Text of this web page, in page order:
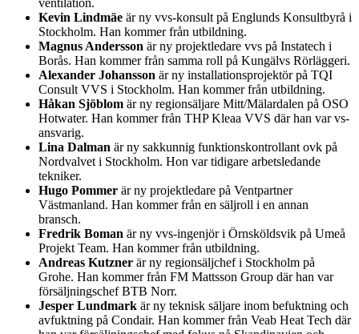
ventilation.
Kevin Lindmäe är ny vvs-konsult på Englunds Konsultbyrå i
Stockholm. Han kommer från utbildning.
Magnus Andersson är ny projektledare vvs på Instatech i
Borås. Han kommer från samma roll på Kungälvs Rörläggeri.
Alexander Johansson är ny installationsprojektör på TQI
Consult VVS i Stockholm. Han kommer från utbildning.
Håkan Sjöblom är ny regionsäljare Mitt/Mälardalen på OSO
Hotwater. Han kommer från THP Kleaa VVS där han var vs-
ansvarig.
Lina Dalman är ny sakkunnig funktionskontrollant ovk på
Nordvalvet i Stockholm. Hon var tidigare arbetsledande
tekniker.
Hugo Pommer är ny projektledare på Ventpartner
Västmanland. Han kommer från en säljroll i en annan
bransch.
Fredrik Boman är ny vvs-ingenjör i Örnsköldsvik på Umeå
Projekt Team. Han kommer från utbildning.
Andreas Kutzner är ny regionsäljchef i Stockholm på
Grohe. Han kommer från FM Mattsson Group där han var
försäljningschef BTB Norr.
Jesper Lundmark är ny teknisk säljare inom befuktning och
avfuktning på Condair. Han kommer från Veab Heat Tech där